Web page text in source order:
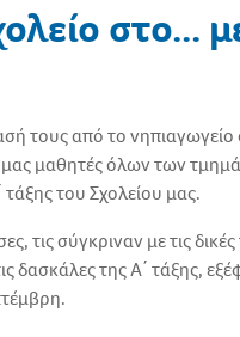
στο...
τους από το
μας μαθητές όλων των
του Σχολείου μας.
τις σύγκριναν με τις
δασκάλες της Α΄ τάξης,